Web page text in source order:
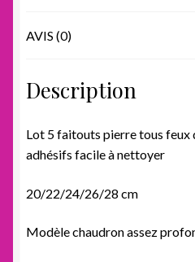
AVIS (0)
Description
Lot 5 faitouts pierre tous
adhésifs facile à nettoyer
20/22/24/26/28 cm
Modèle chaudron assez